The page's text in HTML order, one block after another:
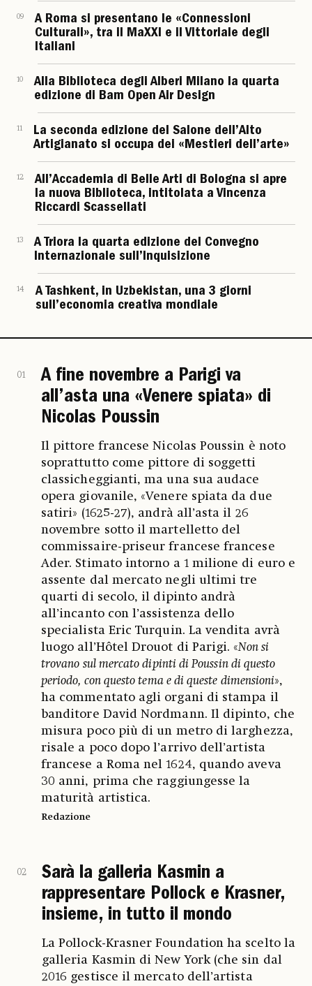
09
A Roma si presentano le «Connessioni
Culturali», tra il MaXXI e il Vittoriale degli
Italiani
10
Alla Biblioteca degli Alberi Milano la quarta
edizione di Bam Open Air Design
11
La seconda edizione del Salone dell’Alto
Artigianato si occupa dei «Mestieri dell’arte»
12
All’Accademia di Belle Arti di Bologna si apre
la nuova Biblioteca, intitolata a Vincenza
Riccardi Scassellati
13
A Triora la quarta edizione del Convegno
Internazionale sull’Inquisizione
14
A Tashkent, in Uzbekistan, una 3 giorni
sull’economia creativa mondiale
01
A fine novembre a Parigi va
all’asta una «Venere spiata» di
Nicolas Poussin
Il pittore francese Nicolas Poussin è noto
soprattutto come pittore di soggetti
classicheggianti, ma una sua audace
opera giovanile, «Venere spiata da due
satiri» (1625-27), andrà all’asta il 26
novembre sotto il martelletto del
commissaire-priseur francese francese
Ader. Stimato intorno a 1 milione di euro e
assente dal mercato negli ultimi tre
quarti di secolo, il dipinto andrà
all’incanto con l’assistenza dello
specialista Eric Turquin. La vendita avrà
luogo all’Hôtel Drouot di Parigi. «Non si
trovano sul mercato dipinti di Poussin di questo
periodo, con questo tema e di queste dimensioni»,
ha commentato agli organi di stampa il
banditore David Nordmann. Il dipinto, che
misura poco più di un metro di larghezza,
risale a poco dopo l’arrivo dell’artista
francese a Roma nel 1624, quando aveva
30 anni, prima che raggiungesse la
maturità artistica.
Redazione
02
Sarà la galleria Kasmin a
rappresentare Pollock e Krasner,
insieme, in tutto il mondo
La Pollock-Krasner Foundation ha scelto la
galleria Kasmin di New York (che sin dal
2016 gestisce il mercato dell’artista